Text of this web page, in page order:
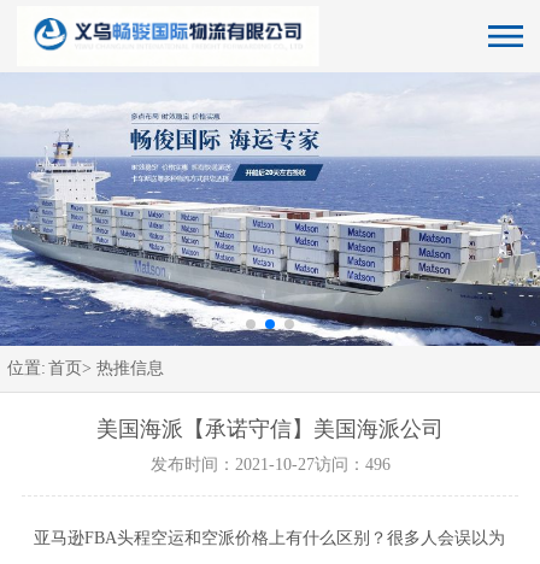
位置: 首页> 热推信息
美国海派【承诺守信】美国海派公司
发布时间：2021-10-27访问：496
亚马逊FBA头程空运和空派价格上有什么区别？很多人会误以为